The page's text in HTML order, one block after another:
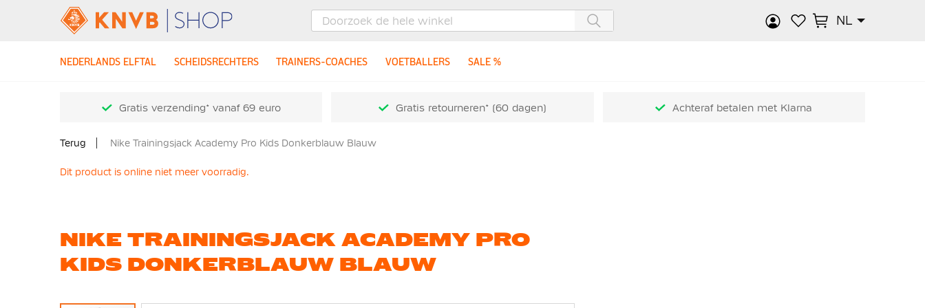
NL
NEDERLANDS ELFTAL SCHEIDSRECHTERS TRAINERS-COACHES VOETBALLERS SALE %
Gratis verzending* vanaf 69 euro Gratis retourneren* (60 dagen) Achteraf betalen met Klarna
Terug Nike Trainingsjack Academy Pro Kids Donkerblauw Blauw
Dit product is online niet meer voorradig.
NIKE TRAININGSJACK ACADEMY PRO
KIDS DONKERBLAUW BLAUW